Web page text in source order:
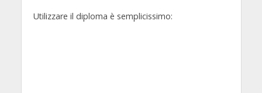
Utilizzare il diploma è semplicissimo: